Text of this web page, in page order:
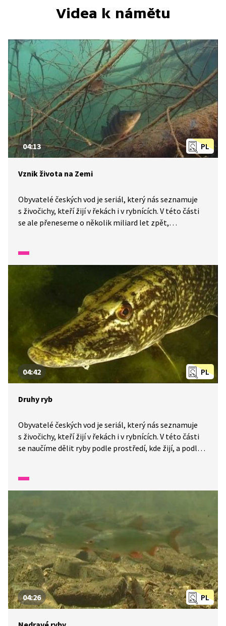
Videa k námětu
PL
04:13
Vznik života na Zemi
Obyvatelé českých vod je seriál, který nás seznamuje
s živočichy, kteří žijí v řekách i v rybnících. V této části
se ale přeneseme o několik miliard let zpět,
na souš. Některé druhy ale ve vodě zůstaly. Třeba ryby.
My si je rozdělíme na mořské a sladkovodní.
PL
04:42
Druhy ryb
Obyvatelé českých vod je seriál, který nás seznamuje
s živočichy, kteří žijí v řekách i v rybnících. V této části
se naučíme dělit ryby podle prostředí, kde žijí, a podle
PL
04:26